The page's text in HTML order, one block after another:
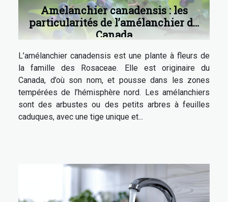
Amelanchier canadensis : les
particularités de l’amélanchier du
Canada
L’amélanchier canadensis est une plante à fleurs de
la famille des Rosaceae. Elle est originaire du
Canada, d’où son nom, et pousse dans les zones
tempérées de l’hémisphère nord. Les amélanchiers
sont des arbustes ou des petits arbres à feuilles
caduques, avec une tige unique et...